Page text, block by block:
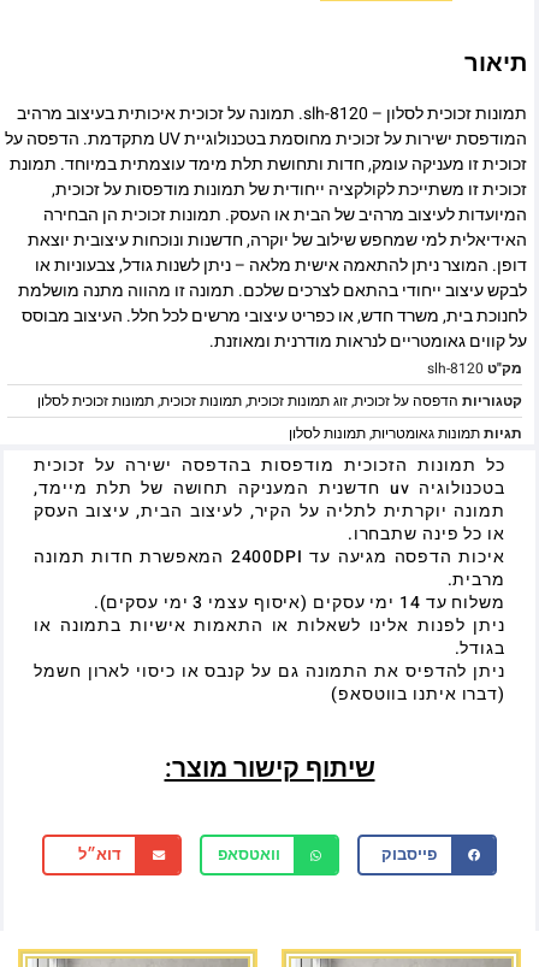
תיאור
תמונות זכוכית לסלון – slh-8120. תמונה על זכוכית איכותית בעיצוב מרהיב
המודפסת ישירות על זכוכית מחוסמת בטכנולוגיית UV מתקדמת. הדפסה על
זכוכית זו מעניקה עומק, חדות ותחושת תלת מימד עוצמתית במיוחד. תמונת
זכוכית זו משתייכת לקולקציה ייחודית של תמונות מודפסות על זכוכית,
המיועדות לעיצוב מרהיב של הבית או העסק. תמונות זכוכית הן הבחירה
האידיאלית למי שמחפש שילוב של יוקרה, חדשנות ונוכחות עיצובית יוצאת
דופן. המוצר ניתן להתאמה אישית מלאה – ניתן לשנות גודל, צבעוניות או
לבקש עיצוב ייחודי בהתאם לצרכים שלכם. תמונה זו מהווה מתנה מושלמת
לחנוכת בית, משרד חדש, או כפריט עיצובי מרשים לכל חלל. העיצוב מבוסס
על קווים גאומטריים לנראות מודרנית ומאוזנת.
מק"ט slh-8120
קטגוריות הדפסה על זכוכית,זוג תמונות זכוכית,תמונות זכוכית,תמונות זכוכית לסלון
תגיותתמונות גאומטריות,תמונות לסלון
כל תמונות הזכוכית מודפסות בהדפסה ישירה על זכוכית
בטכנולוגיה uv חדשנית המעניקה תחושה של תלת מיימד,
תמונה יוקרתית לתליה על הקיר, לעיצוב הבית, עיצוב העסק
או כל פינה שתבחרו.
איכות הדפסה מגיעה עד 2400DPI המאפשרת חדות תמונה
מרבית.
משלוח עד 14 ימי עסקים (איסוף עצמי 3 ימי עסקים).
ניתן לפנות אלינו לשאלות או התאמות אישיות בתמונה או
בגודל.
ניתן להדפיס את התמונה גם על קנבס או כיסוי לארון חשמל
(דברו איתנו בווטסאפ)
שיתוף קישור מוצר:
פייסבוק וואטסאפ דוא״ל